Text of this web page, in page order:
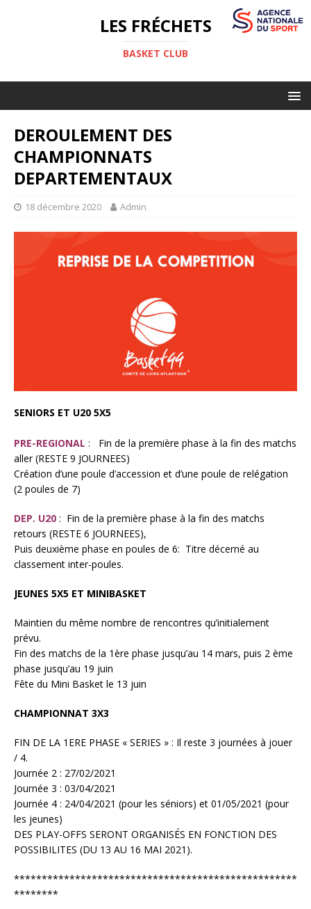
LES FRÉCHETS
BASKET CLUB
DEROULEMENT DES
CHAMPIONNATS
DEPARTEMENTAUX
18 décembre 2020 Admin
SENIORS ET U20 5X5
PRE-REGIONAL : Fin de la première phase à la fin des matchs
aller (RESTE 9 JOURNEES)
Création d’une poule d’accession et d’une poule de relégation
(2 poules de 7)
DEP. U20 : Fin de la première phase à la fin des matchs
retours (RESTE 6 JOURNEES),
Puis deuxième phase en poules de 6: Titre décerné au
classement inter-poules.
JEUNES 5X5 ET MINIBASKET
Maintien du même nombre de rencontres qu’initialement
prévu.
Fin des matchs de la 1ère phase jusqu’au 14 mars, puis 2 ème
phase jusqu’au 19 juin
Fête du Mini Basket le 13 juin
CHAMPIONNAT 3X3
FIN DE LA 1ERE PHASE « SERIES » : Il reste 3 journées à jouer
/ 4.
Journée 2 : 27/02/2021
Journée 3 : 03/04/2021
Journée 4 : 24/04/2021 (pour les séniors) et 01/05/2021 (pour
les jeunes)
DES PLAY-OFFS SERONT ORGANISÉS EN FONCTION DES
POSSIBILITES (DU 13 AU 16 MAI 2021).
***************************************************
********